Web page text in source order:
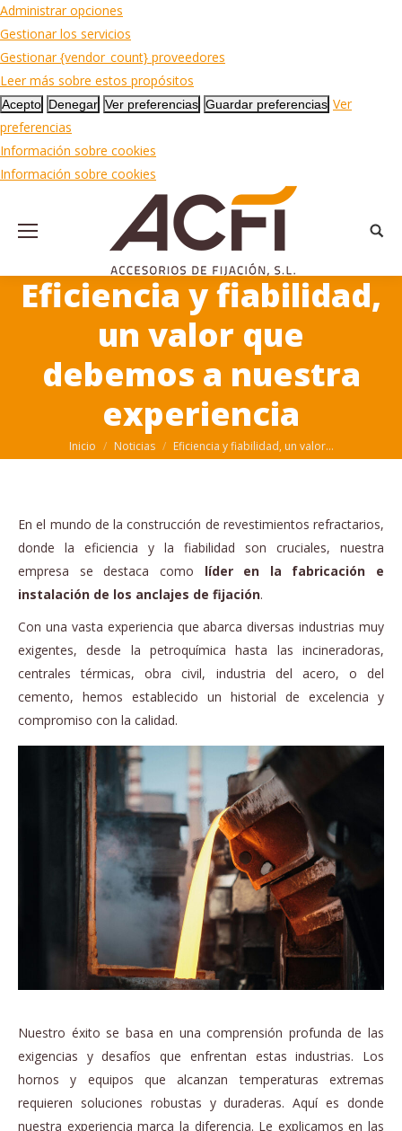
Administrar opciones
Gestionar los servicios
Gestionar {vendor_count} proveedores
Leer más sobre estos propósitos
Acepto Denegar Ver preferencias Guardar preferencias Ver
preferencias
Información sobre cookies
Información sobre cookies
Eficiencia y fiabilidad,
un valor que
debemos a nuestra
experiencia
Estás aquí:Inicio Noticias Eficiencia y fiabilidad, un valor…
En el mundo de la construcción de revestimientos refractarios,
donde la eficiencia y la fiabilidad son cruciales, nuestra
empresa se destaca como líder en la fabricación e
instalación de los anclajes de fijación.
Con una vasta experiencia que abarca diversas industrias muy
exigentes, desde la petroquímica hasta las incineradoras,
centrales térmicas, obra civil, industria del acero, o del
cemento, hemos establecido un historial de excelencia y
compromiso con la calidad.
Nuestro éxito se basa en una comprensión profunda de las
exigencias y desafíos que enfrentan estas industrias. Los
hornos y equipos que alcanzan temperaturas extremas
requieren soluciones robustas y duraderas. Aquí es donde
nuestra experiencia marca la diferencia. Le explicamos en las